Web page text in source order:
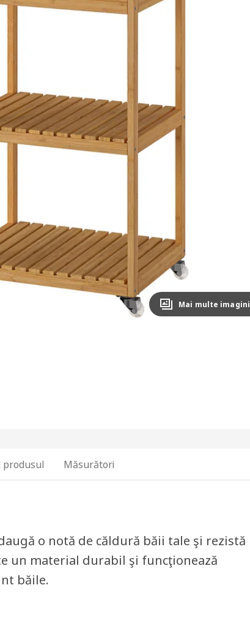
Mai multe imagini
Măsurători
o notă de căldură băii tale şi rezistă
un material durabil şi funcţionează
băile.